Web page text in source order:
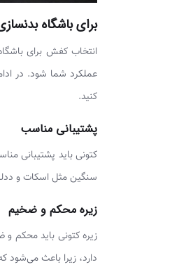
برای باشگاه
انتخاب کفش برای
عملکرد شما شود. در
کنید.
پشتیبانی مناسب
کتونی باید پشتیبانی
سنگین مثل اسکات و
زیره محکم و ضخیم
زیره کتونی باید محکم
دارد، زیرا باعث می‌شود